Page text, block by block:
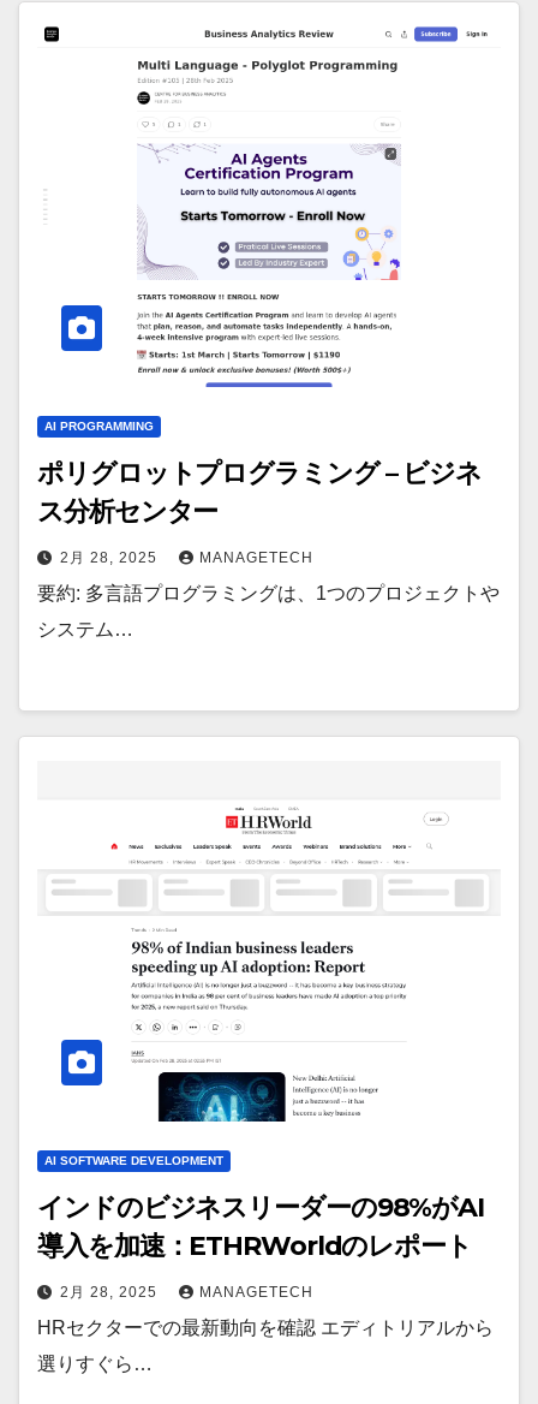
AI PROGRAMMING
ポリグロットプログラミング – ビジネ
ス分析センター
2月 28, 2025 MANAGETECH
要約: 多言語プログラミングは、1つのプロジェクトや
システム…
AI SOFTWARE DEVELOPMENT
インドのビジネスリーダーの98%がAI
導入を加速：ETHRWorldのレポート
2月 28, 2025 MANAGETECH
HRセクターでの最新動向を確認 エディトリアルから
選りすぐら…